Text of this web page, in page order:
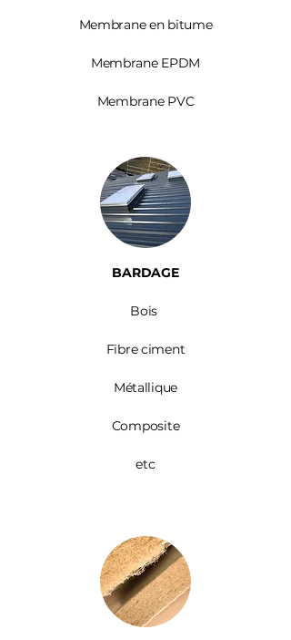
Membrane en bitume
Membrane EPDM
Membrane PVC
BARDAGE​
Bois ​
Fibre ciment
Métallique
Composite
etc